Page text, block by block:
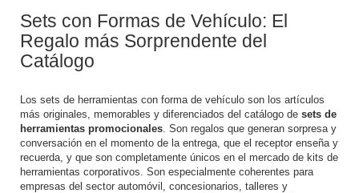
Sets con Formas de Vehículo: El
Regalo más Sorprendente del
Catálogo
Los sets de herramientas con forma de vehículo son los artículos
más originales, memorables y diferenciados del catálogo de sets de
herramientas promocionales. Son regalos que generan sorpresa y
conversación en el momento de la entrega, que el receptor enseña y
recuerda, y que son completamente únicos en el mercado de kits de
herramientas corporativos. Son especialmente coherentes para
empresas del sector automóvil, concesionarios, talleres y